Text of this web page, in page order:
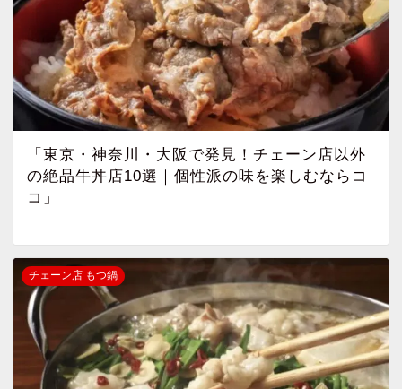
「東京・神奈川・大阪で発見！チェーン店以外
の絶品牛丼店10選｜個性派の味を楽しむならコ
コ」
チェーン店 もつ鍋